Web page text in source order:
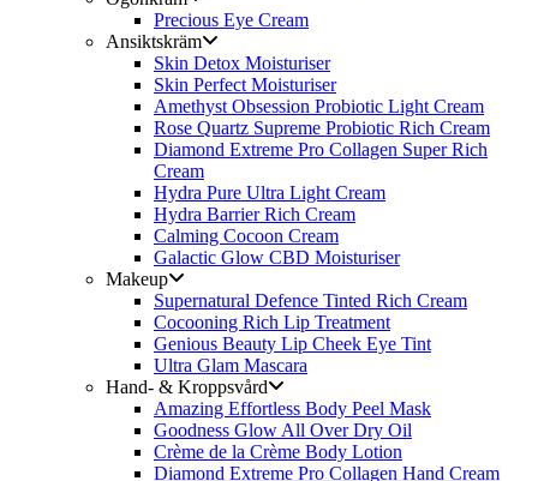
Precious Eye Cream
Ansiktskräm
Skin Detox Moisturiser
Skin Perfect Moisturiser
Amethyst Obsession Probiotic Light Cream
Rose Quartz Supreme Probiotic Rich Cream
Diamond Extreme Pro Collagen Super Rich
Cream
Hydra Pure Ultra Light Cream
Hydra Barrier Rich Cream
Calming Cocoon Cream
Galactic Glow CBD Moisturiser
Makeup
Supernatural Defence Tinted Rich Cream
Cocooning Rich Lip Treatment
Genious Beauty Lip Cheek Eye Tint
Ultra Glam Mascara
Hand- & Kroppsvård
Amazing Effortless Body Peel Mask
Goodness Glow All Over Dry Oil
Crème de la Crème Body Lotion
Diamond Extreme Pro Collagen Hand Cream